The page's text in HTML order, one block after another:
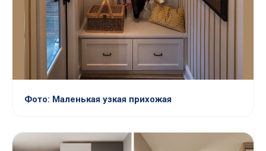
Фото: Маленькая узкая прихожая